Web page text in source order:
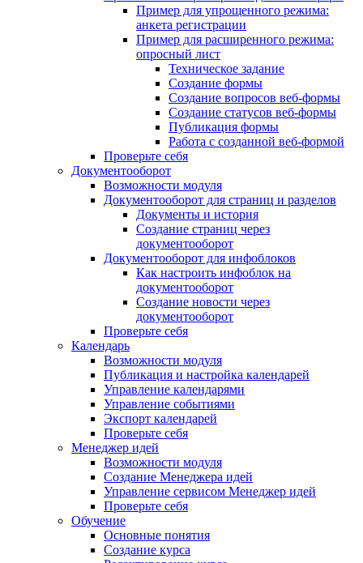
Пример для упрощенного режима:
анкета регистрации
Пример для расширенного режима:
опросный лист
Техническое задание
Создание формы
Создание вопросов веб-формы
Создание статусов веб-формы
Публикация формы
Работа с созданной веб-формой
Проверьте себя
Документооборот
Возможности модуля
Документооборот для страниц и разделов
Документы и история
Создание страниц через
документооборот
Документооборот для инфоблоков
Как настроить инфоблок на
документооборот
Создание новости через
документооборот
Проверьте себя
Календарь
Возможности модуля
Публикация и настройка календарей
Управление календарями
Управление событиями
Экспорт календарей
Проверьте себя
Менеджер идей
Возможности модуля
Создание Менеджера идей
Управление сервисом Менеджер идей
Проверьте себя
Обучение
Основные понятия
Создание курса